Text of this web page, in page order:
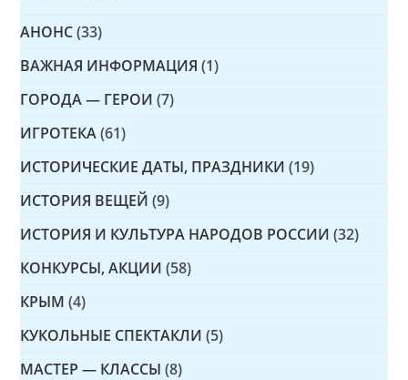
АНОНС (33)
ВАЖНАЯ ИНФОРМАЦИЯ (1)
ГОРОДА — ГЕРОИ (7)
ИГРОТЕКА (61)
ИСТОРИЧЕСКИЕ ДАТЫ, ПРАЗДНИКИ (19)
ИСТОРИЯ ВЕЩЕЙ (9)
ИСТОРИЯ И КУЛЬТУРА НАРОДОВ РОССИИ (32)
КОНКУРСЫ, АКЦИИ (58)
КРЫМ (4)
КУКОЛЬНЫЕ СПЕКТАКЛИ (5)
МАСТЕР — КЛАССЫ (8)